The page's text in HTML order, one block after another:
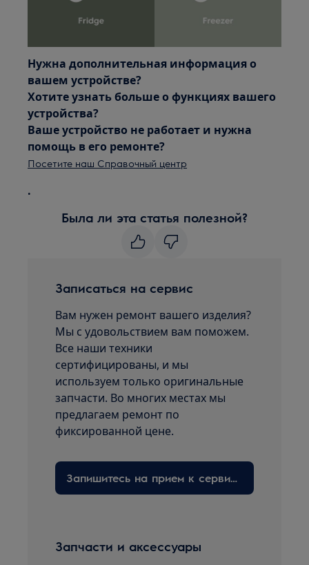
Нужна дополнительная информация о
вашем устройстве?
Хотите узнать больше о функциях вашего
устройства?
Ваше устройство не работает и нужна
помощь в его ремонте?
Посетите наш Справочный центр
.
Была ли эта статья полезной?
Записаться на сервис
Вам нужен ремонт вашего изделия?
Мы с удовольствием вам поможем.
Все наши техники
сертифицированы, и мы
используем только оригинальные
запчасти. Во многих местах мы
предлагаем ремонт по
фиксированной цене.
Запишитесь на прием к сервисному технику здесь
Запчасти и аксессуары